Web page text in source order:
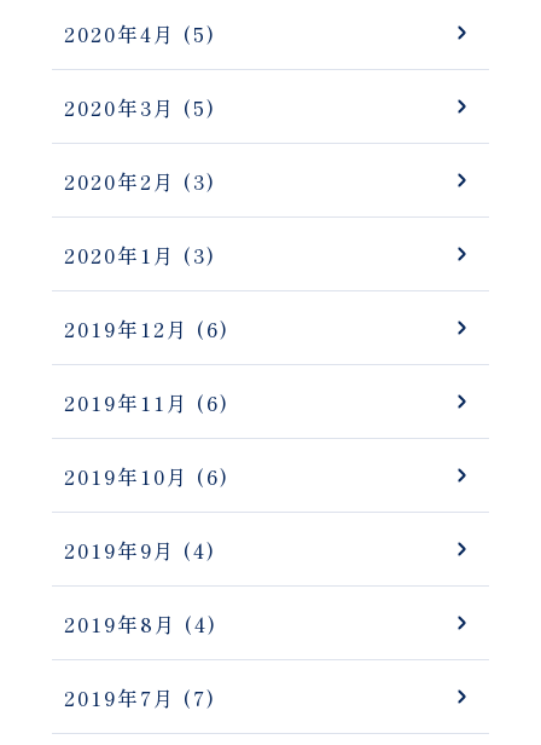
2020年4月 (5)
2020年3月 (5)
2020年2月 (3)
2020年1月 (3)
2019年12月 (6)
2019年11月 (6)
2019年10月 (6)
2019年9月 (4)
2019年8月 (4)
2019年7月 (7)